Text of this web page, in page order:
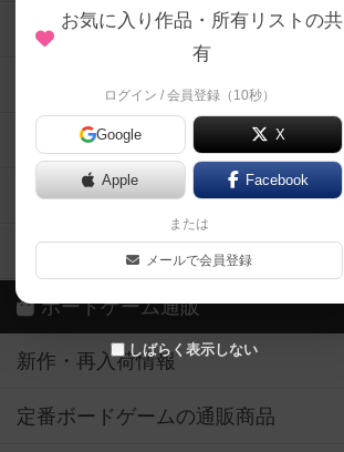
お気に入り作品・所有リストの共
有
ログイン / 会員登録（10秒）
Google X
Apple Facebook
または
メールで会員登録
しばらく表示しない
メカニクス特集
掲示板・トピックス
ボドとも・会員一覧
ボードゲーム業界コラム
ボドゲーマご利用案内
ボードゲーム通販
新作・再入荷情報
定番ボードゲームの通販商品